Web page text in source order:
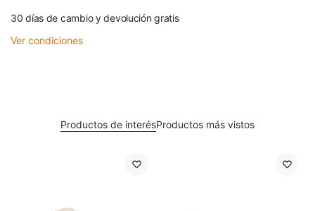
30 días de cambio y devolución gratis
Ver condiciones
Productos de interésProductos más vistos